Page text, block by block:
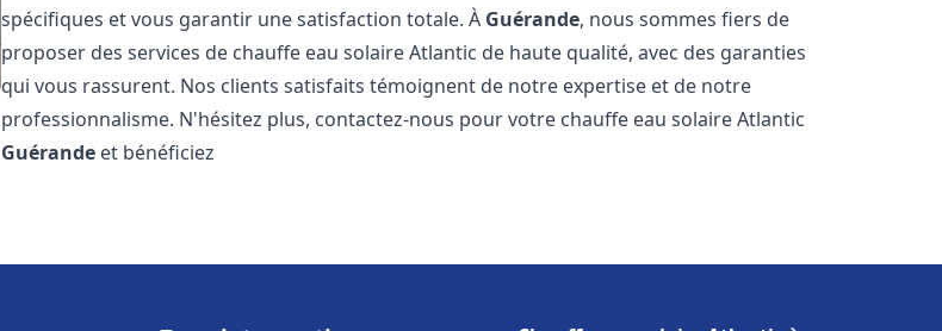
spécifiques et vous garantir une satisfaction totale. À Guérande, nous sommes fiers de
proposer des services de chauffe eau solaire Atlantic de haute qualité, avec des garanties
qui vous rassurent. Nos clients satisfaits témoignent de notre expertise et de notre
professionnalisme. N'hésitez plus, contactez-nous pour votre chauffe eau solaire Atlantic
Guérande et bénéficiez